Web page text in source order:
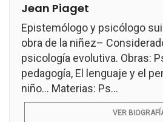
Jean Piaget
Epistemólogo y psicólogo
obra de la niñez–
psicología evolutiva. Obras:
pedagogía, El lenguaje y el
niño... Materias: Ps...
VER